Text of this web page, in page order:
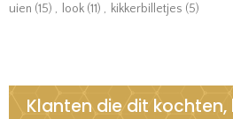
uien (15) , look (11) , kikkerbilletjes (5)
Klanten die dit kochten,